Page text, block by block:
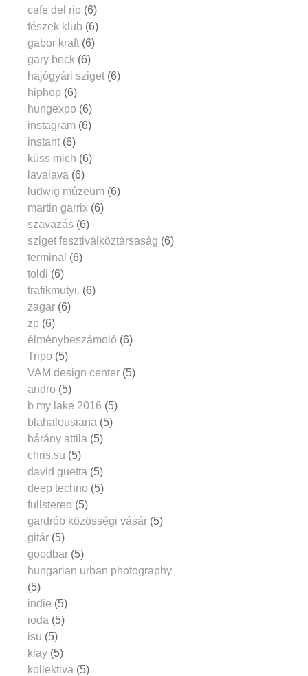
cafe del rio (6)
fészek klub (6)
gabor kraft (6)
gary beck (6)
hajógyári sziget (6)
hiphop (6)
hungexpo (6)
instagram (6)
instant (6)
küss mich (6)
lavalava (6)
ludwig múzeum (6)
martin garrix (6)
szavazás (6)
sziget fesztiválköztársaság (6)
terminal (6)
toldi (6)
trafikmutyi. (6)
zagar (6)
zp (6)
élménybeszámoló (6)
Tripo (5)
VAM design center (5)
andro (5)
b my lake 2016 (5)
blahalousiana (5)
bárány attila (5)
chris.su (5)
david guetta (5)
deep techno (5)
fullstereo (5)
gardrób közösségi vásár (5)
gitár (5)
goodbar (5)
hungarian urban photography
(5)
indie (5)
ioda (5)
isu (5)
klay (5)
kollektiva (5)